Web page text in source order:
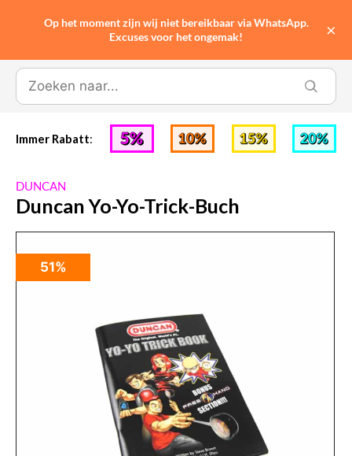
Immer Rabatt:
DUNCAN
Duncan Yo-Yo-Trick-Buch
51%
Op het moment zijn wij niet bereikbaar via WhatsApp.
Excuses voor het ongemak!
×